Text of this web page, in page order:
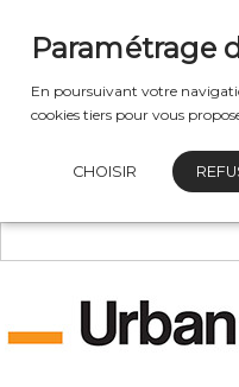
Paramétrage
En poursuivant votre
cookies tiers pour vous
CHOISIR